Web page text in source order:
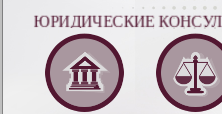
ЮРИДИЧЕСКИЕ